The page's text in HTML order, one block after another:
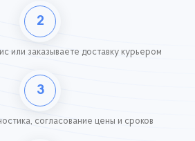
2
или заказываете доставку курьером
3
согласование цены и сроков